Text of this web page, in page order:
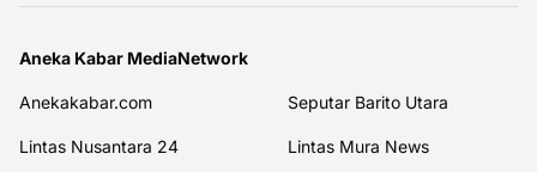
Aneka Kabar MediaNetwork
Anekakabar.com Seputar Barito Utara
Lintas Nusantara 24 Lintas Mura News